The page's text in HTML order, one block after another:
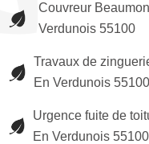
Couvreur
Verdunois 55100
Travaux de
En Verdunois 55100
Urgence fuite de
En Verdunois 55100